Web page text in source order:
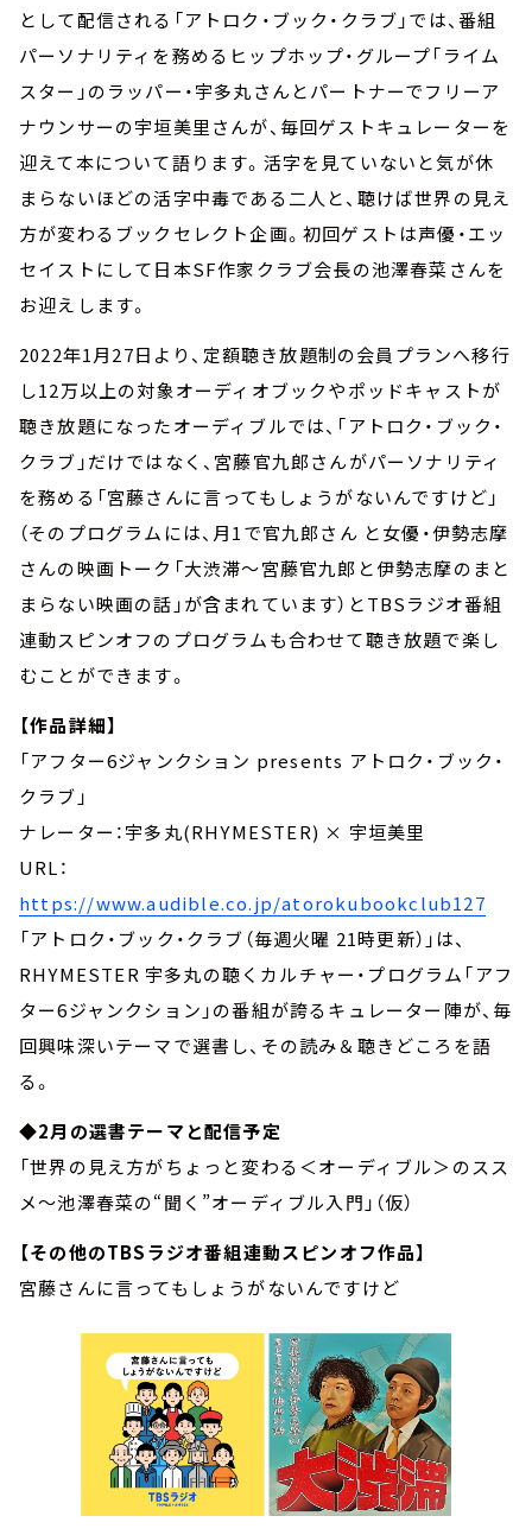
として配信される「アトロク・ブック・クラブ」では、番組
パーソナリティを務めるヒップホップ・グループ「ライム
スター」のラッパー・宇多丸さんとパートナーでフリーア
ナウンサーの宇垣美里さんが、毎回ゲストキュレーターを
迎えて本について語ります。活字を見ていないと気が休
まらないほどの活字中毒である二人と、聴けば世界の見え
方が変わるブックセレクト企画。初回ゲストは声優・エッ
セイストにして日本SF作家クラブ会長の池澤春菜さんを
お迎えします。
2022年1月27日より、定額聴き放題制の会員プランへ移行
し12万以上の対象オーディオブックやポッドキャストが
聴き放題になったオーディブルでは、「アトロク・ブック・
クラブ」だけではなく、宮藤官九郎さんがパーソナリティ
を務める「宮藤さんに言ってもしょうがないんですけど」
（そのプログラムには、月1で官九郎さん と女優・伊勢志摩
さんの映画トーク「大渋滞～宮藤官九郎と伊勢志摩のまと
まらない映画の話」が含まれています）とTBSラジオ番組
連動スピンオフのプログラムも合わせて聴き放題で楽し
むことができます。
【作品詳細】
「アフター6ジャンクション presents アトロク・ブック・
クラブ」
ナレーター：宇多丸(RHYMESTER) × 宇垣美里
URL：
https://www.audible.co.jp/atorokubookclub127
「アトロク・ブック・クラブ（毎週火曜 21時更新）」は、
RHYMESTER 宇多丸の聴くカルチャー・プログラム「アフ
ター6ジャンクション」の番組が誇るキュレーター陣が、毎
回興味深いテーマで選書し、その読み＆聴きどころを語
る。
◆2月の選書テーマと配信予定
「世界の見え方がちょっと変わる＜オーディブル＞のスス
メ～池澤春菜の“聞く”オーディブル入門」（仮）
【その他のTBSラジオ番組連動スピンオフ作品】
宮藤さんに言ってもしょうがないんですけど